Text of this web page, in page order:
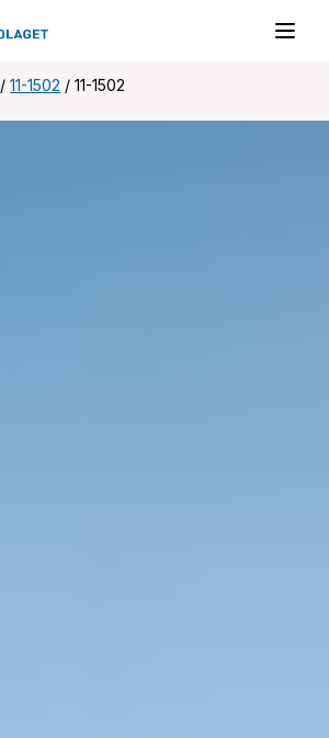
/11-1502 /11-1502